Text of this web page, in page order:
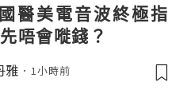
醫美電音波終極指
唔會嘥錢？
雅 1小時前